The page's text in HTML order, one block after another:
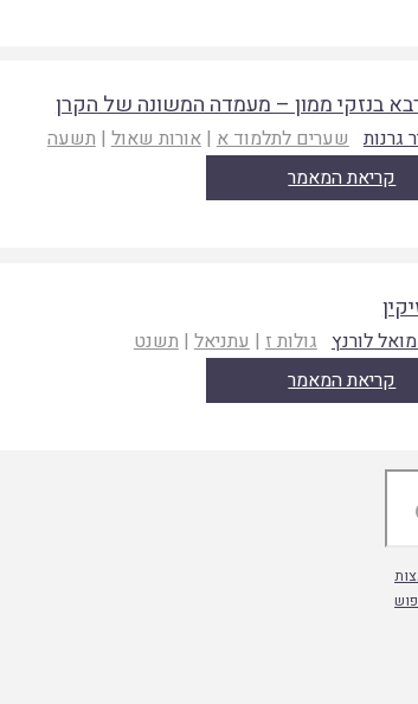
בנזקי ממון – מעמדה המשונה של הקרן
גרנות שערים לתלמוד א |אורות שאול |תשעה
קריאת המאמר
לורנץ גולות ז |עתניאל |תשנט
קריאת המאמר